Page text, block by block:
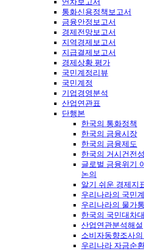
연차보고서
통화신용정책보고서
금융안정보고서
경제전망보고서
지역경제보고서
지급결제보고서
경제상황 평가
국민계정리뷰
국민계정
기업경영분석
산업연관표
단행본
한국의 통화정책
한국의 금융시장
한국의 금융제도
한국의 거시건전
글로벌 금융위기
논의
알기 쉬운 경제지
우리나라의 국민
우리나라의 물가
한국의 국민대차
산업연관분석해설
소비자동향조사의
우리나라 자금순